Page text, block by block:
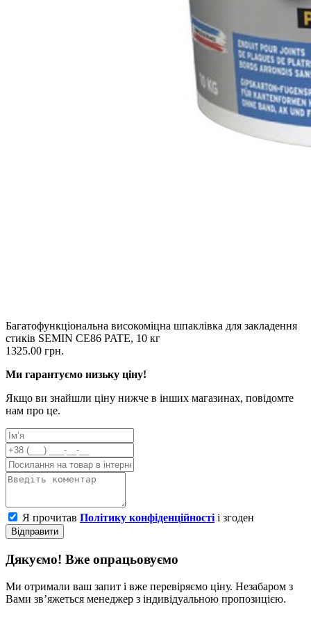
Багатофункціональна високоміцна шпаклівка для закладення
стиків SEMIN CE86 PATE, 10 кг
1325.00 грн.
Ми гарантуємо низьку ціну!
Якщо ви знайшли ціну нижче в інших магазинах, повідомте
нам про це.
Я прочитав Політику конфіденційності і згоден
Відправити
Дякуємо! Вже опрацьовуємо
Ми отримали ваш запит і вже перевіряємо ціну. Незабаром з
Вами зв’яжеться менеджер з індивідуальною пропозицією.